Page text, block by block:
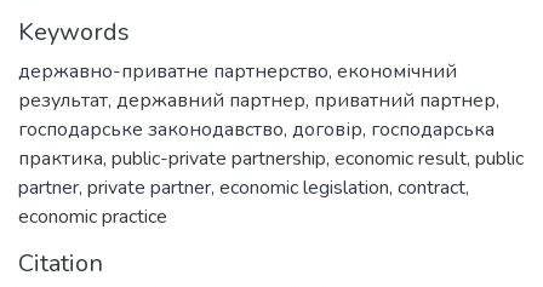
Keywords
державно-приватне партнерство, економічний
результат, державний партнер, приватний партнер,
господарське законодавство, договір, господарська
практика, public-private partnership, economic result, public
partner, private partner, economic legislation, contract,
economic practice
Citation